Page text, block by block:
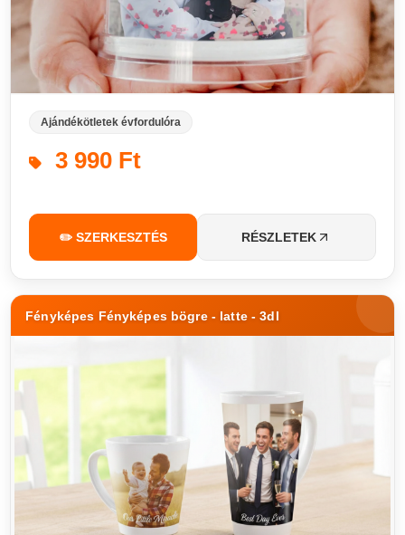
Ajándékötletek évfordulóra
3 990 Ft
✏️ SZERKESZTÉS RÉSZLETEK
Fényképes Fényképes bögre - latte - 3dl